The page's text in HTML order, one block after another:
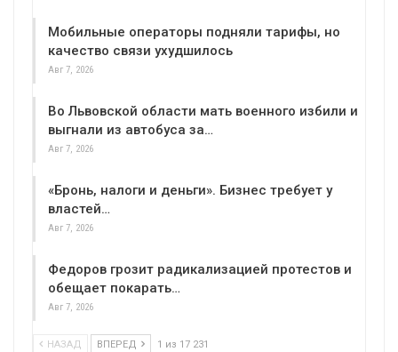
Мобильные операторы подняли тарифы, но
качество связи ухудшилось
Авг 7, 2026
Во Львовской области мать военного избили и
выгнали из автобуса за…
Авг 7, 2026
«Бронь, налоги и деньги». Бизнес требует у
властей…
Авг 7, 2026
Федоров грозит радикализацией протестов и
обещает покарать…
Авг 7, 2026
НАЗАД ВПЕРЕД 1 из 17 231